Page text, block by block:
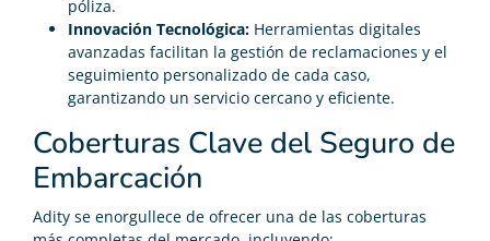
póliza.
Innovación Tecnológica: Herramientas digitales
avanzadas facilitan la gestión de reclamaciones y el
seguimiento personalizado de cada caso,
garantizando un servicio cercano y eficiente.
Coberturas Clave del Seguro de
Embarcación
Adity se enorgullece de ofrecer una de las coberturas